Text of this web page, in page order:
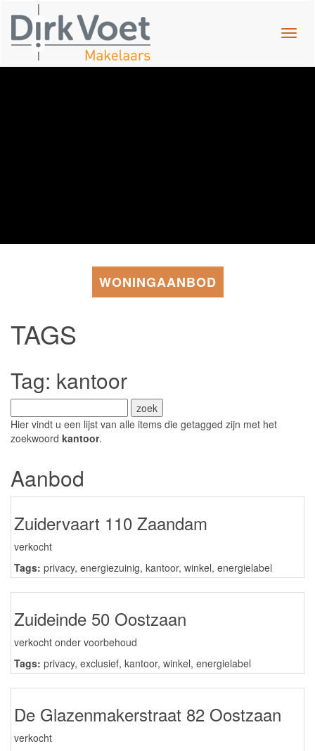
WONINGAANBOD
TAGS
Tag: kantoor
Hier vindt u een lijst van alle items die getagged zijn met het
zoekwoord kantoor.
Aanbod
Zuidervaart 110 Zaandam
verkocht
Tags: privacy, energiezuinig, kantoor, winkel, energielabel
Zuideinde 50 Oostzaan
verkocht onder voorbehoud
Tags: privacy, exclusief, kantoor, winkel, energielabel
De Glazenmakerstraat 82 Oostzaan
verkocht